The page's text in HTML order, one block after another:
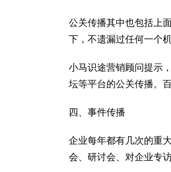
公关传播其中也包括上
下，不遗漏过任何一个
小马识途营销顾问提示
坛等平台的公关传播。
四、事件传播
企业每年都有几次的重
会、研讨会、对企业专